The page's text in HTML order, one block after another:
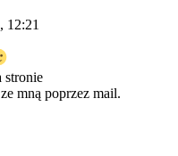
12:21
stronie
mną poprzez mail.